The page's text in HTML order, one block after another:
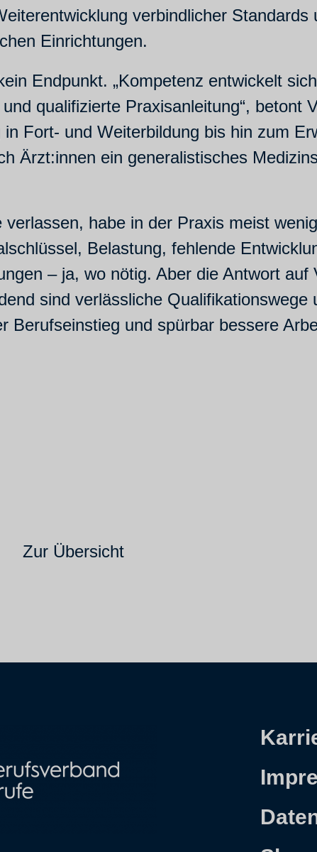
verbindlicher Standards
Einrichtungen.
Endpunkt. „Kompetenz entwickelt
qualifizierte Praxisanleitung“, betont
Fort- und Weiterbildung bis hin zum
Ärzt:innen ein generalistisches
habe in der Praxis meist
Belastung, fehlende
– ja, wo nötig. Aber die Antwort auf
sind verlässliche Qualifikationswege
und spürbar bessere
Zur Übersicht